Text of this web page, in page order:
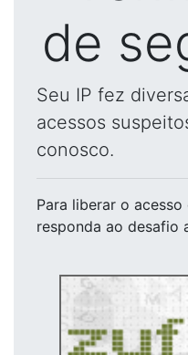
de
Seu IP fez
acessos
conosco.
Para liberar o acesso
responda ao desafio